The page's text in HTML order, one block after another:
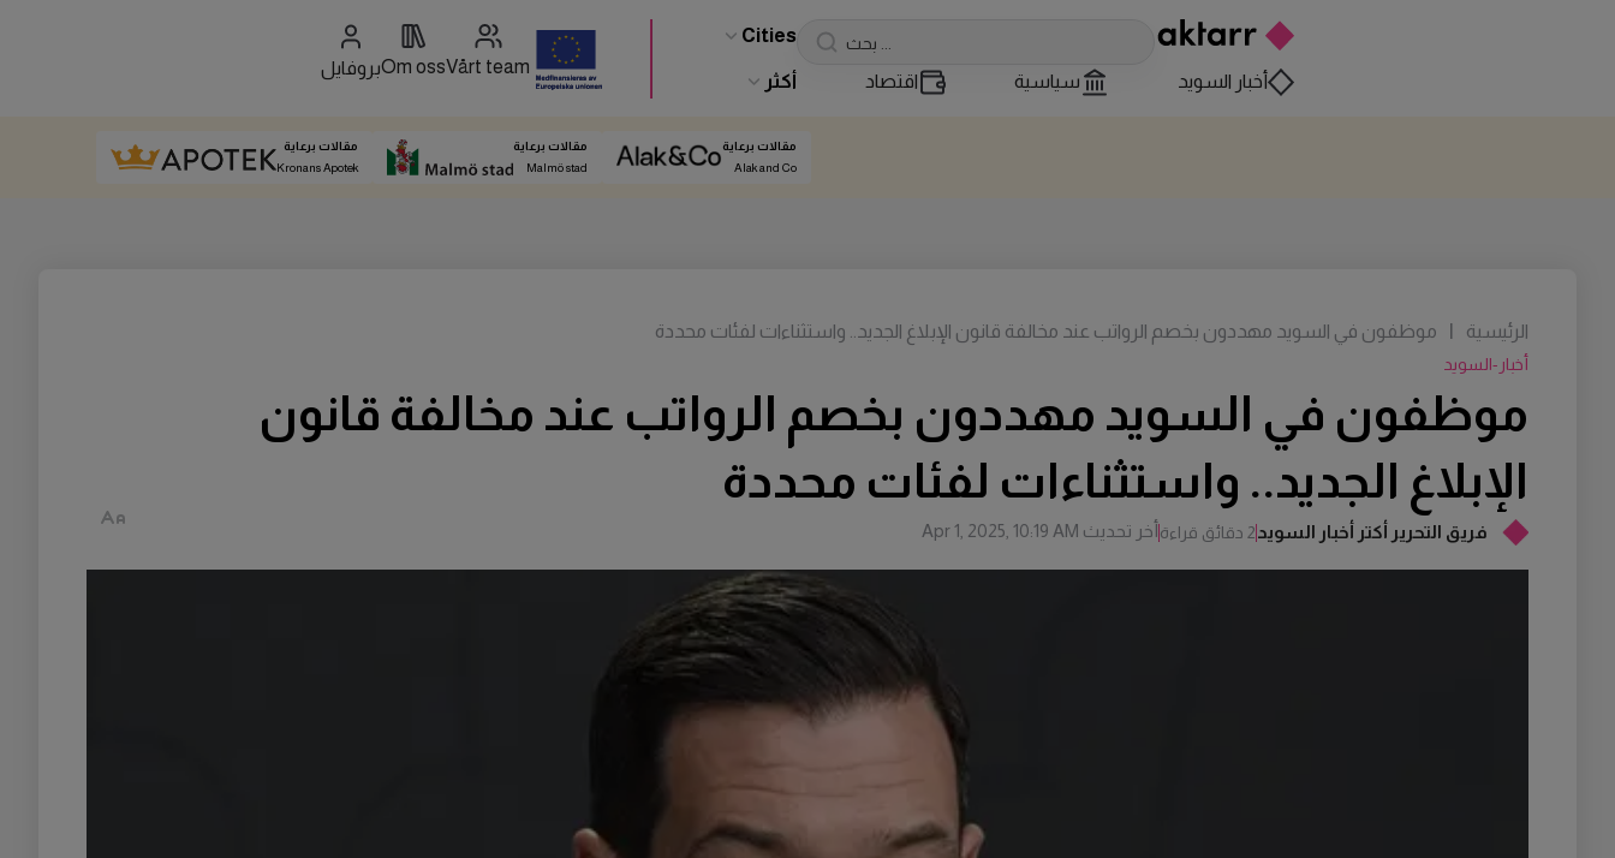
Cities
أخبار السويد سياسية اقتصاد أكثر
Vårt team
Om ossبروفايل
مقالات برعاية
Alak and Co
مقالات برعاية
Malmö stad
مقالات برعاية
Kronans Apotek
فريق التحرير أكتر أخبار السويد2 دقائق قراءة أخر تحديث Apr 1, 2025, 10:19 AM
موظفون في السويد مهددون بخصم الرواتب عند مخالفة قانون
الإبلاغ الجديد.. واستثناءات لفئات محددة
أخبار-السويد
الرئيسية | موظفون في السويد مهددون بخصم الرواتب عند مخالفة قانون الإبلاغ الجديد.. واستثناءات لفئات محددة